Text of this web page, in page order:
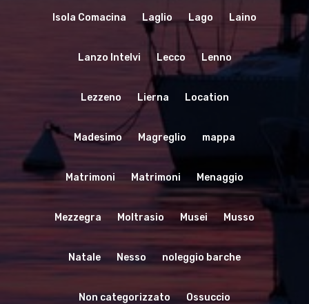
Isola Comacina Laglio Lago Laino
Lanzo Intelvi Lecco Lenno
Lezzeno Lierna Location
Madesimo Magreglio mappa
Matrimoni Matrimoni Menaggio
Mezzegra Moltrasio Musei Musso
Natale Nesso noleggio barche
Non categorizzato Ossuccio